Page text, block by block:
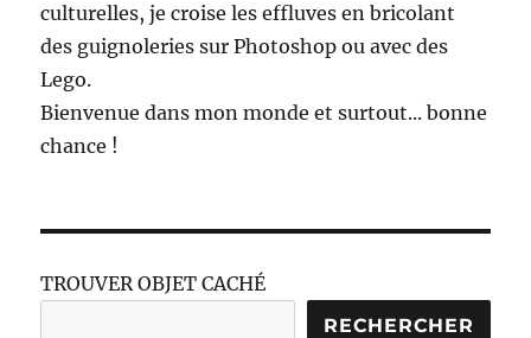
culturelles, je croise les effluves en bricolant
des guignoleries sur Photoshop ou avec des
Lego.
Bienvenue dans mon monde et surtout... bonne
chance !
TROUVER OBJET CACHÉ
RECHERCHER